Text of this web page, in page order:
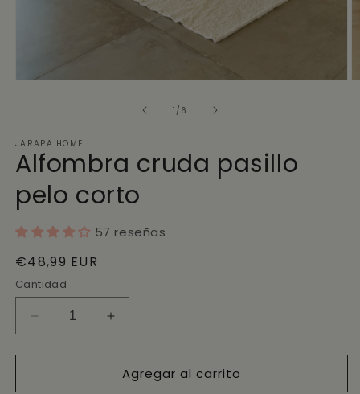
1 /de
6
JARAPA HOME
Alfombra cruda pasillo
pelo corto
57 reseñas
Precio
habitual
€48,99 EUR
Cantidad
Reducir
cantidad
para
cruda
Aumentar
cantidad
para
Alfombra
cruda
Agregar al carrito